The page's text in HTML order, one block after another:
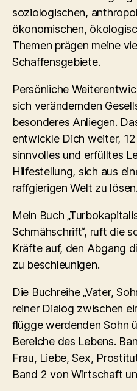
soziologischen,
ökonomischen,
Themen prägen meine
Schaffensgebiete.
Persönliche
sich verändernden
besonderes Anliegen.
entwickle Dich weiter,
sinnvolles und erfülltes
Hilfestellung, sich aus
raffgierigen Welt zu lösen.
Mein Buch
Schmähschrift“, ruft die
Kräfte auf, den Abgang
zu beschleunigen.
Die Buchreihe „Vater,
reiner Dialog zwischen
flügge werdenden Sohn
Bereiche des Lebens.
Frau, Liebe, Sex,
Band 2 von Wirtschaft